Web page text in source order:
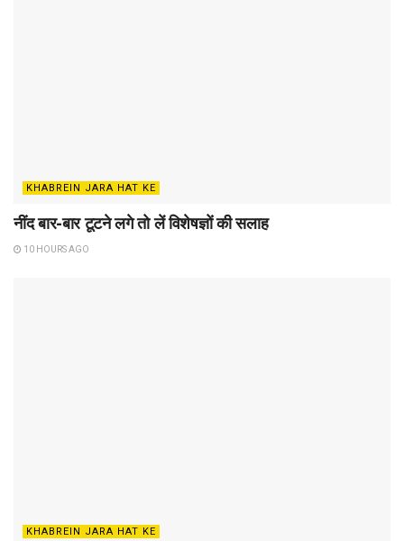
KHABREIN JARA HAT KE
नींद बार-बार टूटने लगे तो लें विशेषज्ञों की सलाह
10 HOURS AGO
KHABREIN JARA HAT KE